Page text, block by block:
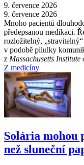
9. července 2026
9. července 2026
Mnoho pacientů
předepsanou medikaci.
rozložitelný,
v podobě pilulky
z Massachusetts Institute
Z medicíny
Solária mohou
než sluneční